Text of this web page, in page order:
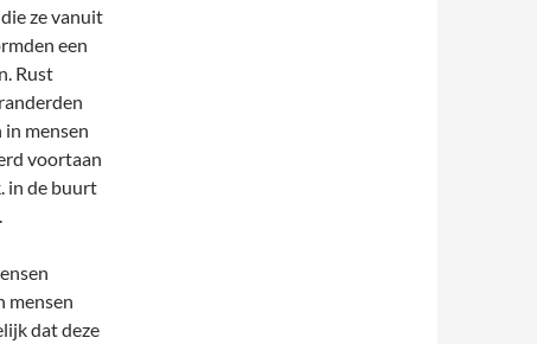
ze vanuit
een
Rust
mensen
voortaan
in de buurt
mensen
dat deze